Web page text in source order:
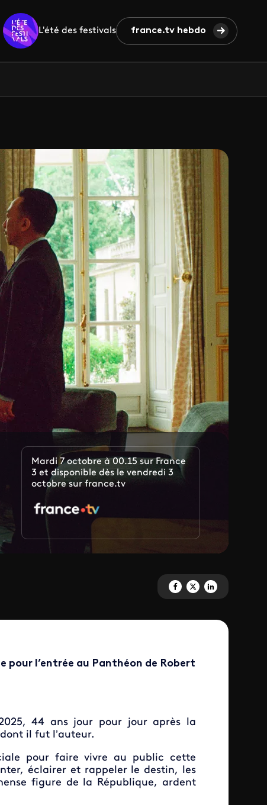
L'été des festivals france.tv hebdo
Mardi 7 octobre à 00.15 sur France
3 et disponible dès le vendredi 3
octobre sur france.tv
Partagez 'Le dernier quart
Partagez 'Le dernier
Partagez 'Le
pour l’entrée au Panthéon de Robert
44 ans jour pour jour après la
il fut l’auteur.
pour faire vivre au public cette
éclairer et rappeler le destin, les
figure de la République, ardent